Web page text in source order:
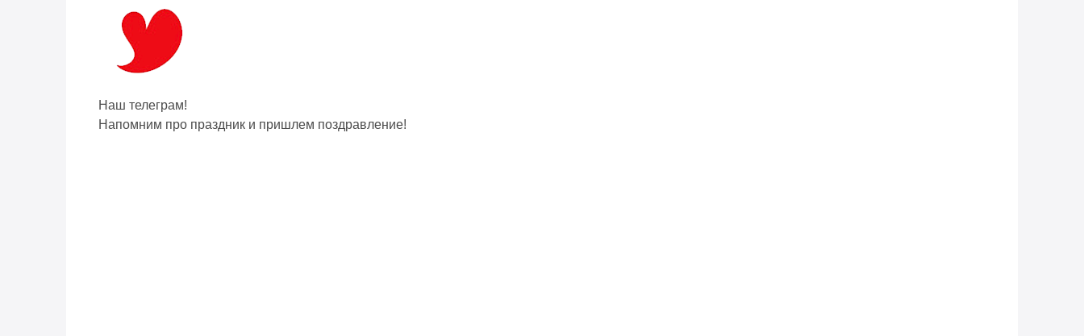
Наш телеграм!
Напомним про праздник и пришлем поздравление!